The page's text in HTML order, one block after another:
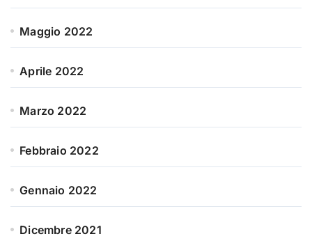
Maggio 2022
Aprile 2022
Marzo 2022
Febbraio 2022
Gennaio 2022
Dicembre 2021